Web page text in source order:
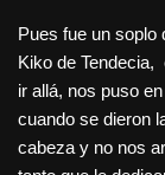
Pues fue un soplo
Kiko de
ir allá, nos puso
cuando se dieron
cabeza y no nos